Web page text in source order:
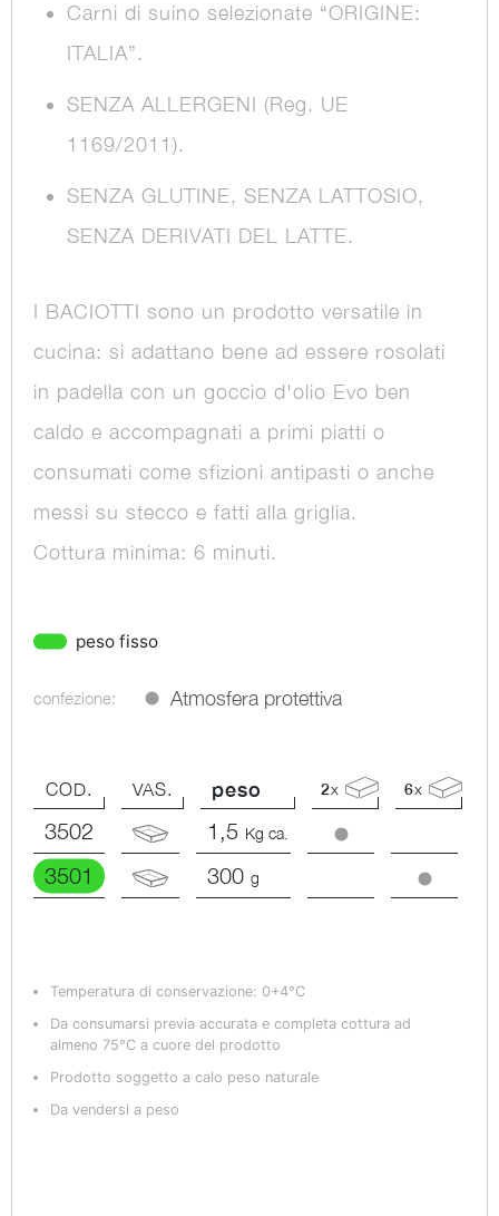
Carni di suino selezionate “ORIGINE:
ITALIA”.
SENZA ALLERGENI (Reg. UE
1169/2011).
SENZA GLUTINE, SENZA LATTOSIO,
SENZA DERIVATI DEL LATTE.
I BACIOTTI sono un prodotto versatile in
cucina: si adattano bene ad essere rosolati
in padella con un goccio d'olio Evo ben
caldo e accompagnati a primi piatti o
consumati come sfizioni antipasti o anche
messi su stecco e fatti alla griglia.
Cottura minima: 6 minuti.
peso fisso
confezione: Atmosfera protettiva
COD. VAS. peso 2x 6x
3502 1,5 Kg ca.
3501 300 g
Temperatura di conservazione: 0+4°C
Da consumarsi previa accurata e completa cottura ad
almeno 75°C a cuore del prodotto
Prodotto soggetto a calo peso naturale
Da vendersi a peso